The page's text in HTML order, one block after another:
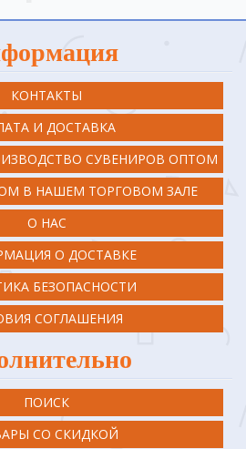
КОНТАКТЫ
И ДОСТАВКА
СУВЕНИРОВ ОПТОМ
В НАШЕМ ТОРГОВОМ ЗАЛЕ
О НАС
О ДОСТАВКЕ
БЕЗОПАСНОСТИ
СОГЛАШЕНИЯ
ПОИСК
СО СКИДКОЙ